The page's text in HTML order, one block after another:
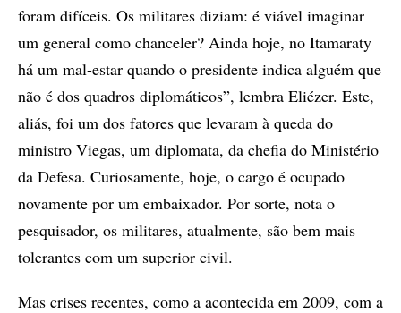
foram difíceis. Os militares diziam: é viável imaginar
um general como chanceler? Ainda hoje, no Itamaraty
há um mal-estar quando o presidente indica alguém que
não é dos quadros diplomáticos”, lembra Eliézer. Este,
aliás, foi um dos fatores que levaram à queda do
ministro Viegas, um diplomata, da chefia do Ministério
da Defesa. Curiosamente, hoje, o cargo é ocupado
novamente por um embaixador. Por sorte, nota o
pesquisador, os militares, atualmente, são bem mais
tolerantes com um superior civil.
Mas crises recentes, como a acontecida em 2009, com a